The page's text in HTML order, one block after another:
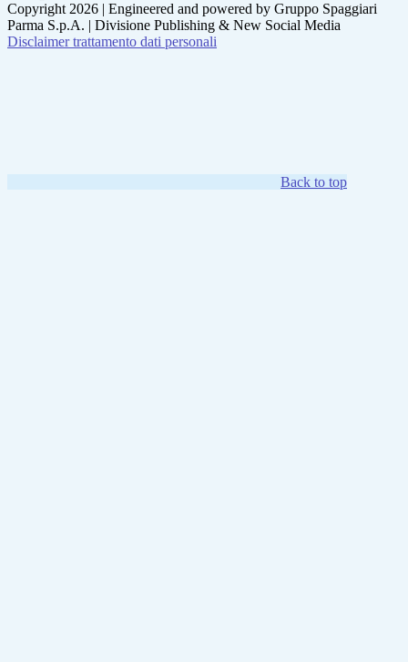
Copyright 2026 | Engineered and powered by Gruppo Spaggiari
Parma S.p.A. | Divisione Publishing & New Social Media
Disclaimer trattamento dati personali
Back to top